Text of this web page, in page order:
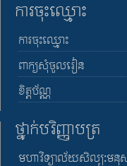
ការចុះឈ្មោះ
ការចុះឈ្មោះ
ពាក្យសុំចូលរៀន
ខិត្តប័ណ្ណ
ថ្នាក់បរិញ្ញាបត្រ
មហាវិទ្យាល័យសិល្បៈមនុស្